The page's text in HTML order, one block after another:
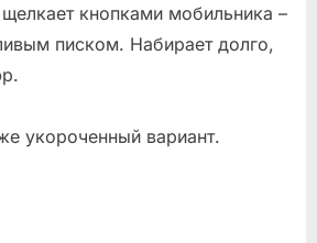
кнопками мобильника –
писком. Набирает долго,
укороченный вариант.